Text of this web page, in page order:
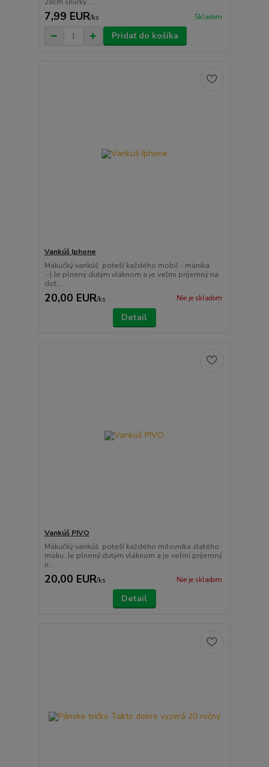
28cm šnúrky ...
7,99 EUR/ks Skladom
Pridať do košíka
Vankúš Iphone
Mäkučký vankúš poteší každého mobil - mánika
:-) Je plnený dutým vláknom a je veľmi príjemný na
dot...
20,00 EUR/ks Nie je skladom
Detail
Vankúš PIVO
Mäkučký vankúš poteší každého milovníka zlatého
moku. Je plnený dutým vláknom a je veľmi príjemný
n...
20,00 EUR/ks Nie je skladom
Detail